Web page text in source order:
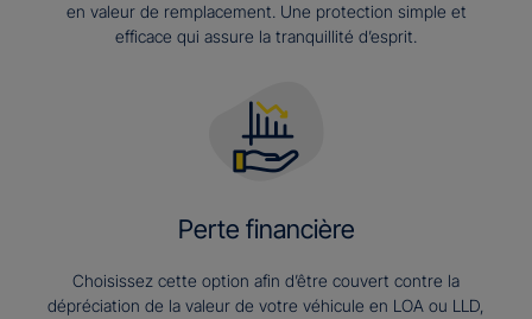
en valeur de remplacement. Une protection simple et
efficace qui assure la tranquillité d’esprit.
Perte financière
Choisissez cette option afin d’être couvert contre la
dépréciation de la valeur de votre véhicule en LOA ou LLD,